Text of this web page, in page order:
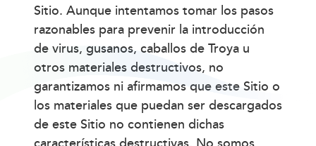
Sitio. Aunque intentamos tomar los pasos
razonables para prevenir la introducción
de virus, gusanos, caballos de Troya u
otros materiales destructivos, no
garantizamos ni afirmamos que este Sitio o
los materiales que puedan ser descargados
de este Sitio no contienen dichas